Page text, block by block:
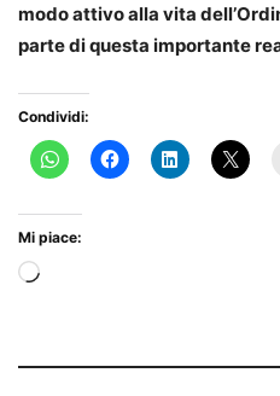
modo attivo alla vita
parte di questa importante
Condividi:
Mi piace:
Caricamento